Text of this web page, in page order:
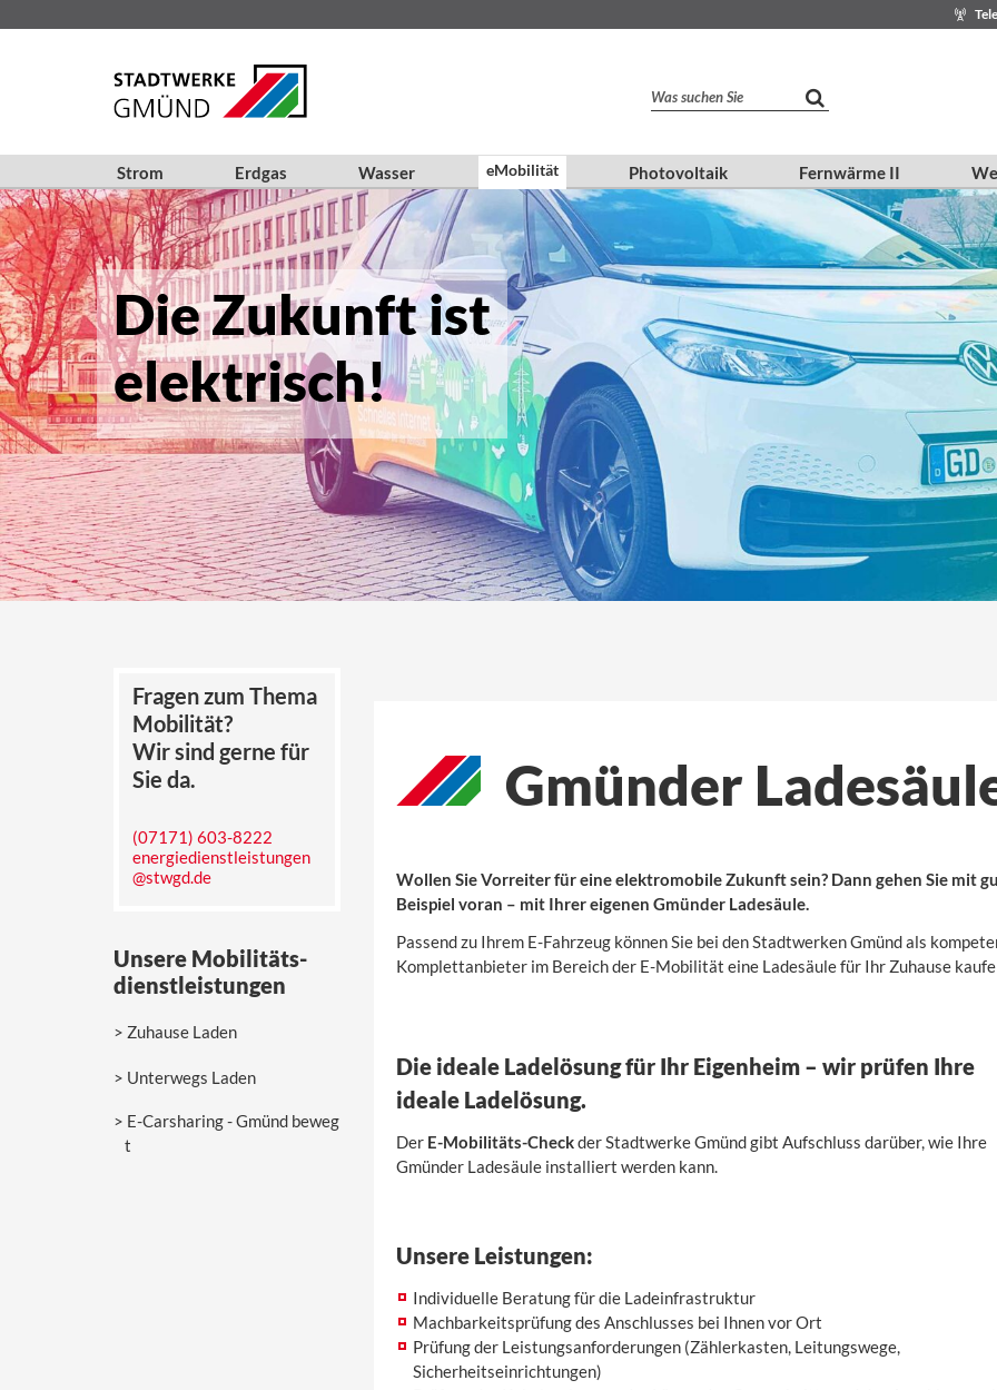
Was suchen Sie
Strom Erdgas Wasser eMobilität Photovoltaik Fernwärme II
Die Zukunft ist
elektrisch!
Gmünder
Wollen Sie Vorreiter für eine elektromobile Zukunft sein? Dann gehen Sie mit
Beispiel voran – mit Ihrer eigenen Gmünder Ladesäule.
Passend zu Ihrem E-Fahrzeug können Sie bei den Stadtwerken Gmünd als
Komplettanbieter im Bereich der E-Mobilität eine Ladesäule für Ihr Zuhause
Die ideale Ladelösung für Ihr Eigenheim – wir prüfen Ihre
ideale Ladelösung.
Der E-Mobilitäts-Checkder Stadtwerke Gmünd gibt Aufschluss darüber, wie Ihre
Gmünder Ladesäule installiert werden kann.
Unsere Leistungen:
Individuelle Beratung für die Ladeinfrastruktur
Machbarkeitsprüfung des Anschlusses bei Ihnen vor Ort
Prüfung der Leistungsanforderungen (Zählerkasten, Leitungswege,
Sicherheitseinrichtungen)
Fragen zum Thema
Mobilität?
Wir sind gerne für
Sie da.
(07171) 603-8222
energiedienstleistungen
@stwgd.de
Unsere Mobilitäts-
dienstleistungen
Zuhause Laden
Unterwegs Laden
E-Carsharing - Gmünd beweg
t